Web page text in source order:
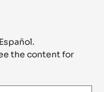
the content for